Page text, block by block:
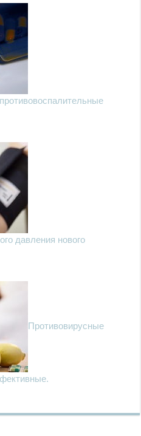
давления нового
Противовирусные